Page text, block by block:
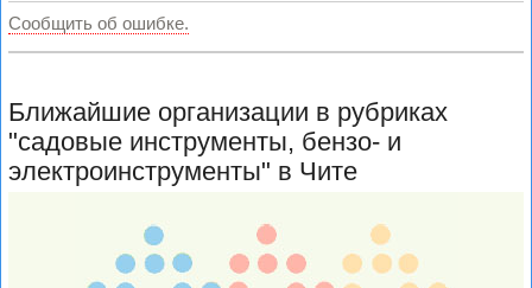
Сообщить об ошибке.
Ближайшие организации в рубриках
"садовые инструменты, бензо- и
электроинструменты" в Чите